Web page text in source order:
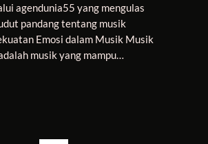
agendunia55 yang mengulas
pandang tentang musik
Emosi dalam Musik Musik
musik yang mampu…